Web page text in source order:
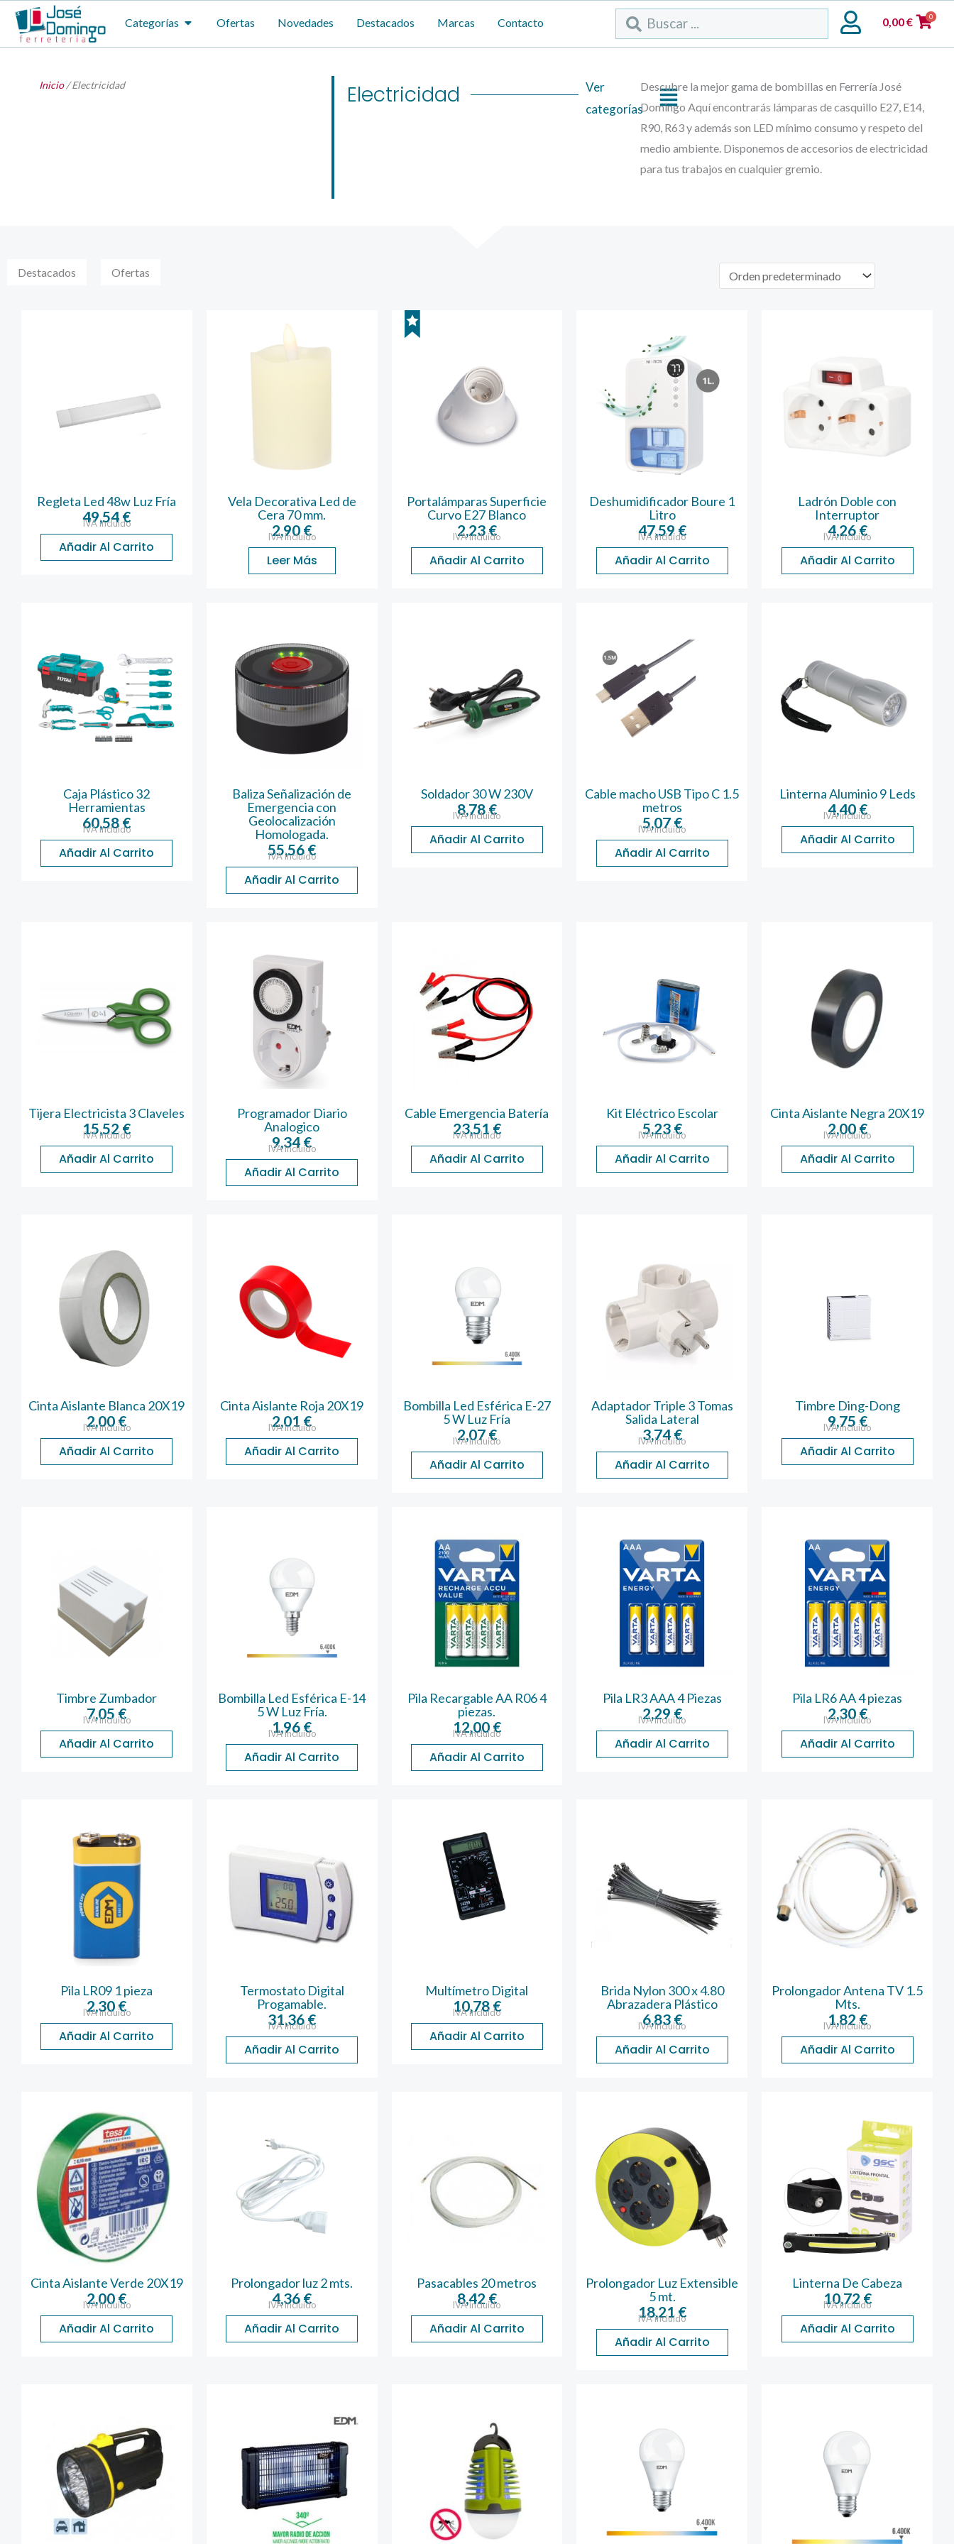
contenido
Categorías ABRIR CATEGORÍAS
Ofertas Novedades Destacados Marcas Contacto
Search
...
0,00€ 0
Inicio/ Electricidad Electricidad
Flyout
Menu
Ver
categorías
Descubre la mejor gama de bombillas en Ferrería José
Domingo Aquí encontrarás lámparas de casquillo E27, E14,
R90, R63 y además son LED mínimo consumo y respeto del
medio ambiente. Disponemos de accesorios de electricidad
para tus trabajos en cualquier gremio.
Destacados Ofertas
Regleta Led 48w Luz Fría
49,54€
IVA incluido
Añadir Al Carrito
Vela Decorativa Led de
Cera 70 mm.
2,90 €
IVA incluido
Leer Más
Portalámparas Superficie
Curvo E27 Blanco
2,23€
IVA incluido
Añadir Al Carrito
Deshumidificador Boure 1
Litro
47,59 €
IVA incluido
Añadir Al Carrito
Ladrón Doble con
Interruptor
4,26€
IVA incluido
Añadir Al Carrito
Caja Plástico 32
Herramientas
60,58€
IVA incluido
Añadir Al Carrito
Baliza Señalización de
Emergencia con
Geolocalización
Homologada.
55,56€
IVA incluido
Añadir Al Carrito
Soldador 30 W 230V
8,78€
IVA incluido
Añadir Al Carrito
Cable macho USB Tipo C 1.5
metros
5,07€
IVA incluido
Añadir Al Carrito
Linterna Aluminio 9 Leds
4,40€
IVA incluido
Añadir Al Carrito
Tijera Electricista 3 Claveles
15,52€
IVA incluido
Añadir Al Carrito
Programador Diario
Analogico
9,34 €
IVA incluido
Añadir Al Carrito
Cable Emergencia Batería
23,51 €
IVA incluido
Añadir Al Carrito
Kit Eléctrico Escolar
5,23€
IVA incluido
Añadir Al Carrito
Cinta Aislante Negra 20X19
2,00€
IVA incluido
Añadir Al Carrito
Cinta Aislante Blanca 20X19
2,00 €
IVA incluido
Añadir Al Carrito
Cinta Aislante Roja 20X19
2,01 €
IVA incluido
Añadir Al Carrito
Bombilla Led Esférica E-27
5 W Luz Fría
2,07€
IVA incluido
Añadir Al Carrito
Adaptador Triple 3 Tomas
Salida Lateral
3,74€
IVA incluido
Añadir Al Carrito
Timbre Ding-Dong
9,75 €
IVA incluido
Añadir Al Carrito
Timbre Zumbador
7,05 €
IVA incluido
Añadir Al Carrito
Bombilla Led Esférica E-14
5 W Luz Fría.
1,96 €
IVA incluido
Añadir Al Carrito
Pila Recargable AA R06 4
piezas.
12,00 €
IVA incluido
Añadir Al Carrito
Pila LR3 AAA 4 Piezas
2,29 €
IVA incluido
Añadir Al Carrito
Pila LR6 AA 4 piezas
2,30€
IVA incluido
Añadir Al Carrito
Pila LR09 1 pieza
2,30 €
IVA incluido
Añadir Al Carrito
Termostato Digital
Progamable.
31,36€
IVA incluido
Añadir Al Carrito
Multímetro Digital
10,78 €
IVA incluido
Añadir Al Carrito
Brida Nylon 300 x 4.80
Abrazadera Plástico
6,83€
IVA incluido
Añadir Al Carrito
Prolongador Antena TV 1.5
Mts.
1,82 €
IVA incluido
Añadir Al Carrito
Cinta Aislante Verde 20X19
2,00 €
IVA incluido
Añadir Al Carrito
Prolongador luz 2 mts.
4,36 €
IVA incluido
Añadir Al Carrito
Pasacables 20 metros
8,42 €
IVA incluido
Añadir Al Carrito
Prolongador Luz Extensible
5 mt.
18,21 €
IVA incluido
Añadir Al Carrito
Linterna De Cabeza
10,72 €
IVA incluido
Añadir Al Carrito